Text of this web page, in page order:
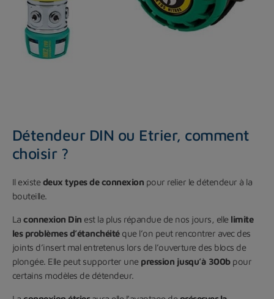
Détendeur DIN ou Etrier, comment
choisir ?
Il existedeux types de connexion pour relier le détendeur à la
bouteille.
Laconnexion Din est la plus répandue de nos jours, elle limite
les problèmes d’étanchéitéque l’on peut rencontrer avec des
joints d’insert mal entretenus lors de l’ouverture des blocs de
plongée. Elle peut supporter une pression jusqu’à 300bpour
certains modèles de détendeur.